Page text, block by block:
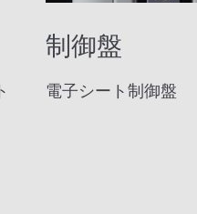
制御盤
電子シート制御盤